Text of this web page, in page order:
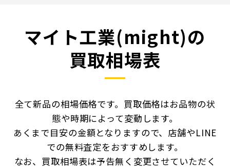
マイト工業(might)の
買取相場表
全て新品の相場価格です。買取価格はお品物の状
態や時期によって変動します。
あくまで目安の金額となりますので、店舗やLINE
での無料査定をおすすめします。
なお、買取相場表は予告無く変更させていただく